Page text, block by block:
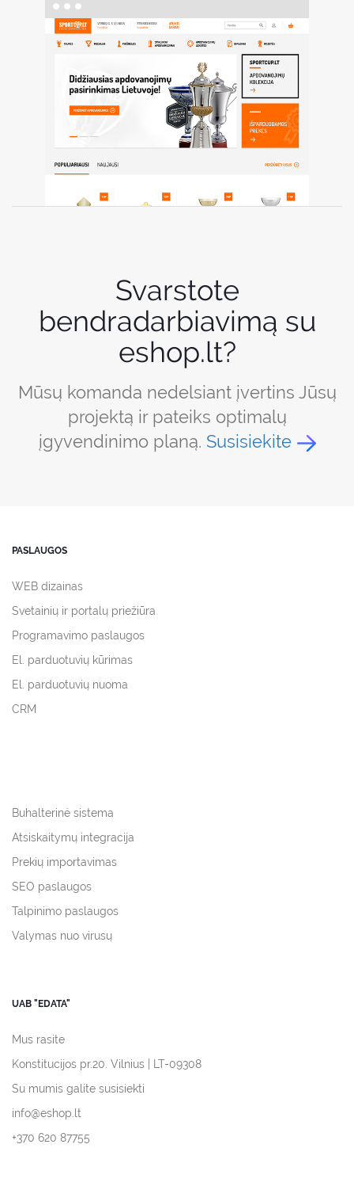
Svarstote
bendradarbiavimą su
eshop.lt?
Mūsų komanda nedelsiant įvertins Jūsų
projektą ir pateiks optimalų
įgyvendinimo planą. Susisiekite
PASLAUGOS
WEB dizainas
Svetainių ir portalų priežiūra
Programavimo paslaugos
El. parduotuvių kūrimas
El. parduotuvių nuoma
CRM
Buhalterinė sistema
Atsiskaitymų integracija
Prekių importavimas
SEO paslaugos
Talpinimo paslaugos
Valymas nuo virusų
UAB "EDATA"
Mus rasite
Konstitucijos pr.20. Vilnius | LT-09308
Su mumis galite susisiekti
info@eshop.lt
+370 620 87755